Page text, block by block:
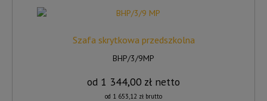
Szafa skrytkowa przedszkolna
BHP/3/9MP
od 1 344,00 zł netto
od 1 653,12 zł brutto